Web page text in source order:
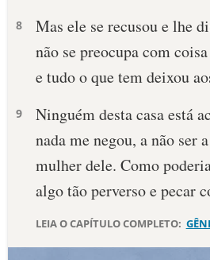
DEVOCIONAL DIÁRIO
10 MANDAMENTOS
ESTUDOS BÍBLICOS
ESBOÇOS DE PREGAÇÃO
PERGUNTE À BÍBLIA IA
8
Mas ele se recusou e lhe
não se preocupa com
e tudo o que tem deixou
9
Ninguém desta casa está
nada me negou, a não ser
mulher dele. Como
algo tão perverso e pecar
LEIA O CAPÍTULO COMPLETO: